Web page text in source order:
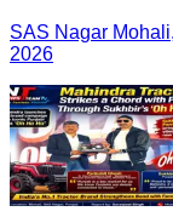
SAS Nagar
2026